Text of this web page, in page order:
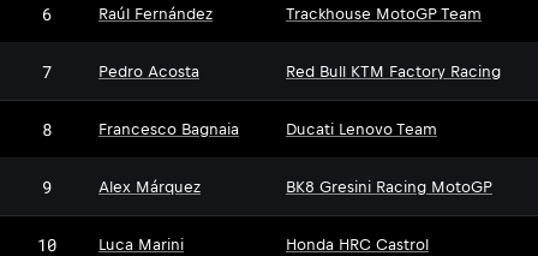
6 Raúl Fernández Trackhouse MotoGP Team
7 Pedro Acosta Red Bull KTM Factory Racing
8 Francesco Bagnaia Ducati Lenovo Team
9 Alex Márquez BK8 Gresini Racing MotoGP
10 Luca Marini Honda HRC Castrol